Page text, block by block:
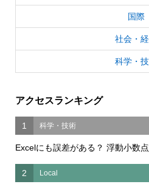
国際
社会・
科学・
アクセスランキング
1 科学・技術
Excelにも誤差がある？ 浮動小数
2 Local